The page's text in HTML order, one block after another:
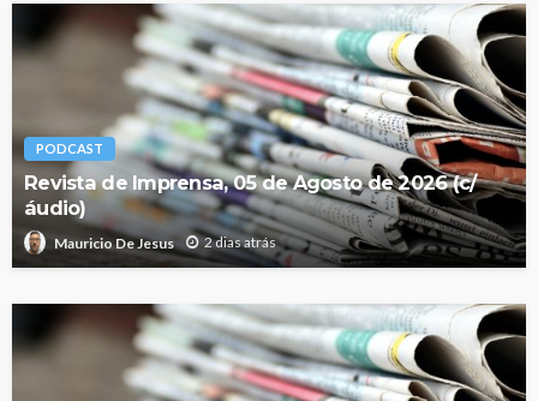
PODCAST
Revista de Imprensa, 05 de Agosto de 2026 (c/
áudio)
Mauricio De Jesus 2 dias atrás